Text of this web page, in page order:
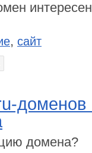
, сайт
доменов
домена?